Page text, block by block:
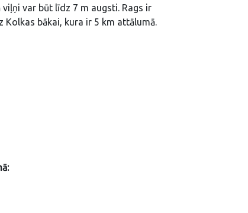
var būt līdz 7 m augsti. Rags ir
Kolkas bākai, kura ir 5 km attālumā.